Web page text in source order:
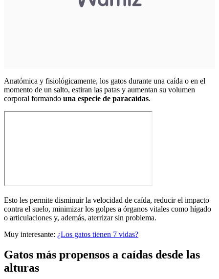
Anatómica y fisiológicamente, los gatos durante una caída o en el
momento de un salto, estiran las patas y aumentan su volumen
corporal formando una especie de paracaídas.
Esto les permite disminuir la velocidad de caída, reducir el impacto
contra el suelo, minimizar los golpes a órganos vitales como hígado
o articulaciones y, además, aterrizar sin problema.
Muy interesante: ¿Los gatos tienen 7 vidas?
Gatos más propensos a caídas desde las
alturas